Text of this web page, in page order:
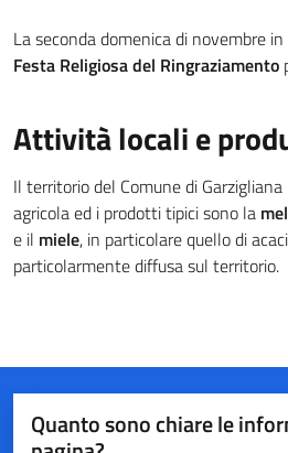
La seconda domenica di novembre
Festa Religiosa del Ringraziamento
Attività locali e
Il territorio del Comune di
agricola ed i prodotti tipici sono la
e il miele, in particolare quello di
particolarmente diffusa sul territorio.
Quanto sono chiare le